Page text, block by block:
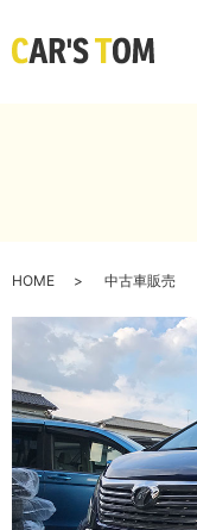
HOME 中古車販売